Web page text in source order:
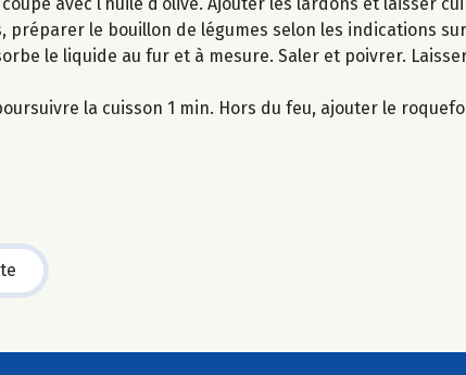
le bouillon de légumes selon les indications
le liquide au fur et à mesure. Saler et poivrer.
la cuisson 1 min. Hors du feu, ajouter le